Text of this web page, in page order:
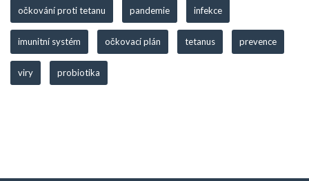
očkování proti tetanu pandemie infekce
imunitní systém očkovací plán tetanus prevence
viry probiotika